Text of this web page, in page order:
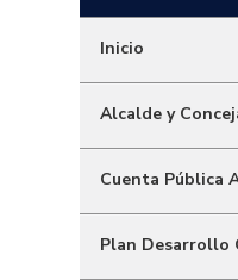
Inicio
Alcalde y
Cuenta Pública
Plan Desarrollo